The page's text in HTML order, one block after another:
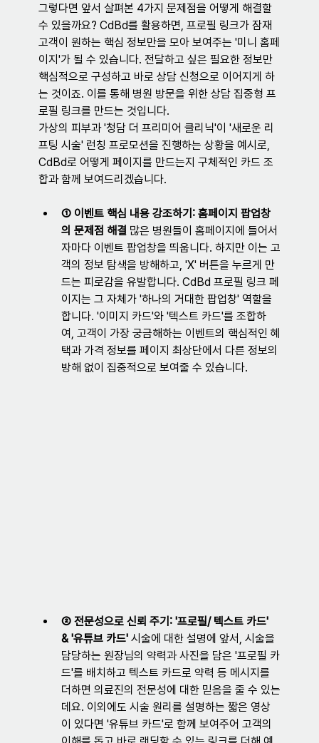
그렇다면 앞서 살펴본 4가지 문제점을 어떻게 해결할
수 있을까요? CdBd를 활용하면, 프로필 링크가 잠재
고객이 원하는 핵심 정보만을 모아 보여주는 '미니 홈페
이지'가 될 수 있습니다. 전달하고 싶은 필요한 정보만
핵심적으로 구성하고 바로 상담 신청으로 이어지게 하
는 것이죠. 이를 통해 병원 방문을 위한 상담 집중형 프
로필 링크를 만드는 것입니다.
가상의 피부과 '청담 더 프리미어 클리닉'이 '새로운 리
프팅 시술' 런칭 프로모션을 진행하는 상황을 예시로,
CdBd로 어떻게 페이지를 만드는지 구체적인 카드 조
합과 함께 보여드리겠습니다.
① 이벤트 핵심 내용 강조하기: 홈페이지 팝업창
의 문제점 해결 많은 병원들이 홈페이지에 들어서
자마다 이벤트 팝업창을 띄웁니다. 하지만 이는 고
객의 정보 탐색을 방해하고, 'X' 버튼을 누르게 만
드는 피로감을 유발합니다. CdBd 프로필 링크 페
이지는 그 자체가 '하나의 거대한 팝업창' 역할을
합니다. '이미지 카드'와 '텍스트 카드'를 조합하
여, 고객이 가장 궁금해하는 이벤트의 핵심적인 혜
택과 가격 정보를 페이지 최상단에서 다른 정보의
방해 없이 집중적으로 보여줄 수 있습니다.
② 전문성으로 신뢰 주기: '프로필/ 텍스트 카드'
& '유튜브 카드' 시술에 대한 설명에 앞서, 시술을
담당하는 원장님의 약력과 사진을 담은 '프로필 카
드'를 배치하고 텍스트 카드로 약력 등 메시지를
더하면 의료진의 전문성에 대한 믿음을 줄 수 있는
데요. 이외에도 시술 원리를 설명하는 짧은 영상
이 있다면 '유튜브 카드'로 함께 보여주어 고객의